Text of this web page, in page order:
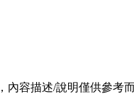
內容描述/說明僅供參考